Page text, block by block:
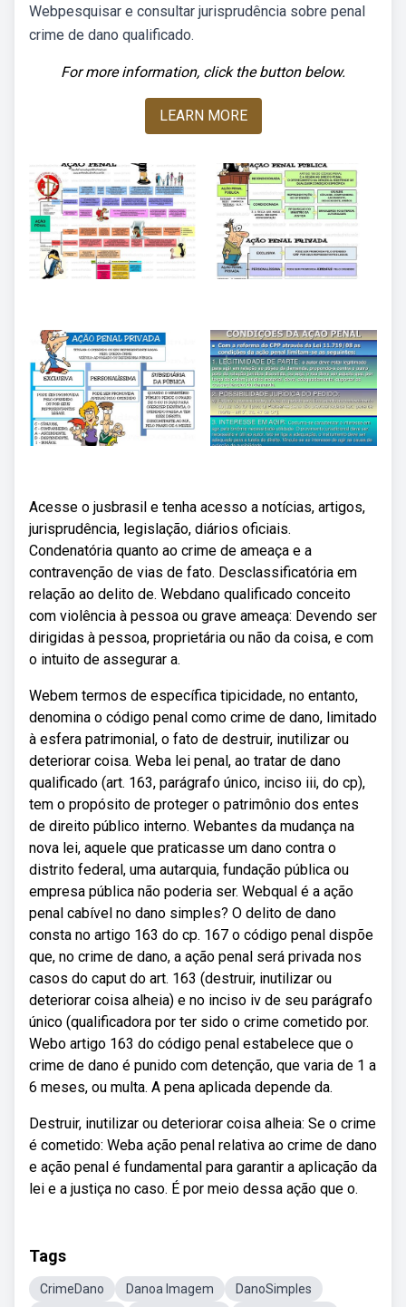
Webpesquisar e consultar jurisprudência sobre penal
crime de dano qualificado.
For more information, click the button below.
LEARN MORE
Acesse o jusbrasil e tenha acesso a notícias, artigos,
jurisprudência, legislação, diários oficiais.
Condenatória quanto ao crime de ameaça e a
contravenção de vias de fato. Desclassificatória em
relação ao delito de. Webdano qualificado conceito
com violência à pessoa ou grave ameaça: Devendo ser
dirigidas à pessoa, proprietária ou não da coisa, e com
o intuito de assegurar a.
Webem termos de específica tipicidade, no entanto,
denomina o código penal como crime de dano, limitado
à esfera patrimonial, o fato de destruir, inutilizar ou
deteriorar coisa. Weba lei penal, ao tratar de dano
qualificado (art. 163, parágrafo único, inciso iii, do cp),
tem o propósito de proteger o patrimônio dos entes
de direito público interno. Webantes da mudança na
nova lei, aquele que praticasse um dano contra o
distrito federal, uma autarquia, fundação pública ou
empresa pública não poderia ser. Webqual é a ação
penal cabível no dano simples? O delito de dano
consta no artigo 163 do cp. 167 o código penal dispõe
que, no crime de dano, a ação penal será privada nos
casos do caput do art. 163 (destruir, inutilizar ou
deteriorar coisa alheia) e no inciso iv de seu parágrafo
único (qualificadora por ter sido o crime cometido por.
Webo artigo 163 do código penal estabelece que o
crime de dano é punido com detenção, que varia de 1 a
6 meses, ou multa. A pena aplicada depende da.
Destruir, inutilizar ou deteriorar coisa alheia: Se o crime
é cometido: Weba ação penal relativa ao crime de dano
e ação penal é fundamental para garantir a aplicação da
lei e a justiça no caso. É por meio dessa ação que o.
Tags
CrimeDano Danoa Imagem DanoSimples